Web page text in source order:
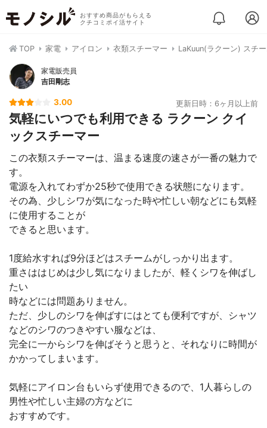
おすすめ商品がもらえる
クチコミポイ活サイト
TOP 家電 アイロン 衣類スチーマー LaKuun(ラクーン) スチ
家電販売員
吉田剛志
3.00 更新日時：6ヶ月以上前
気軽にいつでも利用できる ラクーン クイ
ックスチーマー
この衣類スチーマーは、温まる速度の速さが一番の魅力で
す。
電源を入れてわずか25秒で使用できる状態になります。
その為、少しシワが気になった時や忙しい朝などにも気軽
に使用することが
できると思います。
1度給水すれば9分ほどはスチームがしっかり出ます。
重さははじめは少し気になりましたが、軽くシワを伸ばし
たい
時などには問題ありません。
ただ、少しのシワを伸ばすにはとても便利ですが、シャツ
などのシワのつきやすい服などは、
完全に一からシワを伸ばそうと思うと、それなりに時間が
かかってしまいます。
気軽にアイロン台もいらず使用できるので、1人暮らしの
男性や忙しい主婦の方などに
おすすめです。